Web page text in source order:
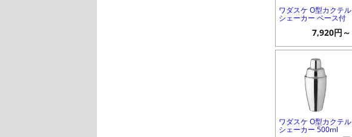
ワダスケ O型カクテル
シェーカー ベース付
7,920円～
ワダスケ O型カクテル
シェーカー 500ml